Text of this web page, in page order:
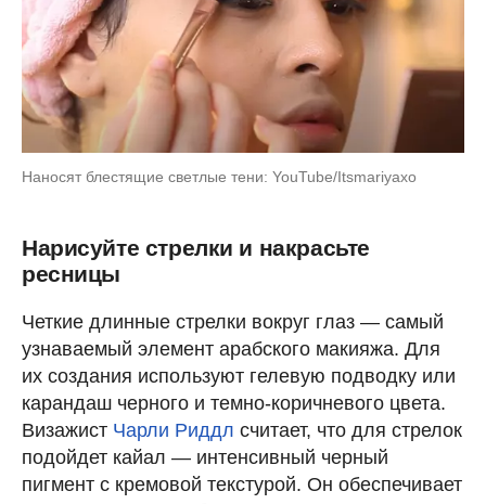
Наносят блестящие светлые тени: YouTube/Itsmariyaxo
Нарисуйте стрелки и накрасьте
ресницы
Четкие длинные стрелки вокруг глаз — самый
узнаваемый элемент арабского макияжа. Для
их создания используют гелевую подводку или
карандаш черного и темно-коричневого цвета.
Визажист Чарли Риддл считает, что для стрелок
подойдет кайал — интенсивный черный
пигмент с кремовой текстурой. Он обеспечивает